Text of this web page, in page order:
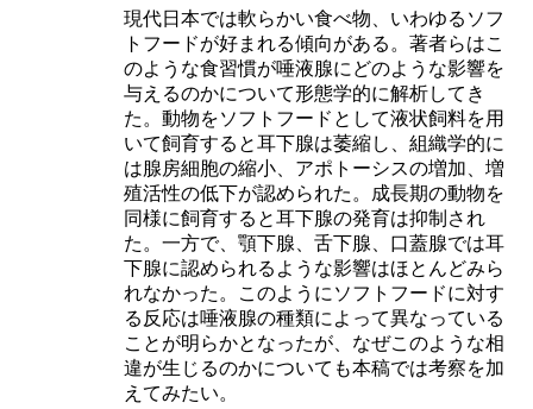
現代日本では軟らかい食べ物、いわゆるソフ
トフードが好まれる傾向がある。著者らはこ
のような食習慣が唾液腺にどのような影響を
与えるのかについて形態学的に解析してき
た。動物をソフトフードとして液状飼料を用
いて飼育すると耳下腺は萎縮し、組織学的に
は腺房細胞の縮小、アポトーシスの増加、増
殖活性の低下が認められた。成長期の動物を
同様に飼育すると耳下腺の発育は抑制され
た。一方で、顎下腺、舌下腺、口蓋腺では耳
下腺に認められるような影響はほとんどみら
れなかった。このようにソフトフードに対す
る反応は唾液腺の種類によって異なっている
ことが明らかとなったが、なぜこのような相
違が生じるのかについても本稿では考察を加
えてみたい。